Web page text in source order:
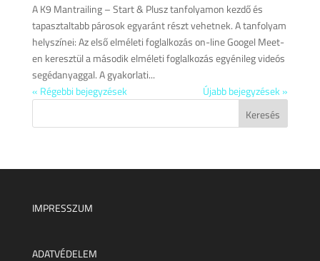
A K9 Mantrailing – Start & Plusz tanfolyamon kezdő és
tapasztaltabb párosok egyaránt részt vehetnek. A tanfolyam
helyszínei: Az első elméleti foglalkozás on-line Googel Meet-
en keresztül a második elméleti foglalkozás egyénileg videós
segédanyaggal. A gyakorlati...
« Régebbi bejegyzések
Újabb bejegyzések »
IMPRESSZUM
ADATVÉDELEM